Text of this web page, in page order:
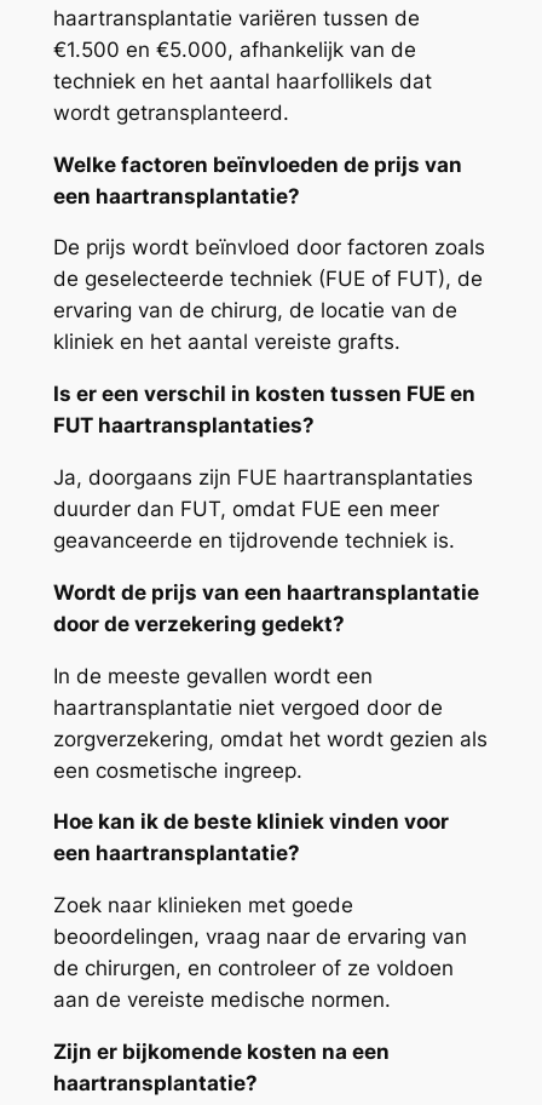
haartransplantatie variëren tussen de
€1.500 en €5.000, afhankelijk van de
techniek en het aantal haarfollikels dat
wordt getransplanteerd.
Welke factoren beïnvloeden de prijs van
een haartransplantatie?
De prijs wordt beïnvloed door factoren zoals
de geselecteerde techniek (FUE of FUT), de
ervaring van de chirurg, de locatie van de
kliniek en het aantal vereiste grafts.
Is er een verschil in kosten tussen FUE en
FUT haartransplantaties?
Ja, doorgaans zijn FUE haartransplantaties
duurder dan FUT, omdat FUE een meer
geavanceerde en tijdrovende techniek is.
Wordt de prijs van een haartransplantatie
door de verzekering gedekt?
In de meeste gevallen wordt een
haartransplantatie niet vergoed door de
zorgverzekering, omdat het wordt gezien als
een cosmetische ingreep.
Hoe kan ik de beste kliniek vinden voor
een haartransplantatie?
Zoek naar klinieken met goede
beoordelingen, vraag naar de ervaring van
de chirurgen, en controleer of ze voldoen
aan de vereiste medische normen.
Zijn er bijkomende kosten na een
haartransplantatie?